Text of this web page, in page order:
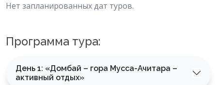
Нет запланированных дат туров.
Программа тура:
День 1: «Домбай – гора Мусса-Ачитара –
активный отдых»